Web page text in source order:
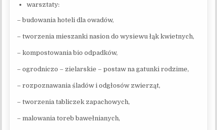
warsztaty:
– budowania hoteli dla owadów,
– tworzenia mieszanki nasion do wysiewu łąk kwietnych,
– kompostowania bio odpadków,
– ogrodniczo – zielarskie – postaw na gatunki rodzime,
– rozpoznawania śladów i odgłosów zwierząt,
– tworzenia tabliczek zapachowych,
– malowania toreb bawełnianych,